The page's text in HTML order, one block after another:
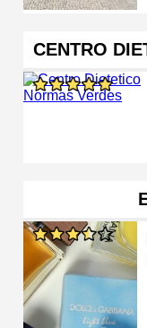
CENTRO